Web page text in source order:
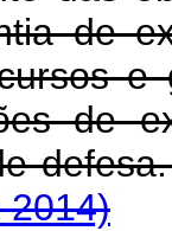
de
de
2014)